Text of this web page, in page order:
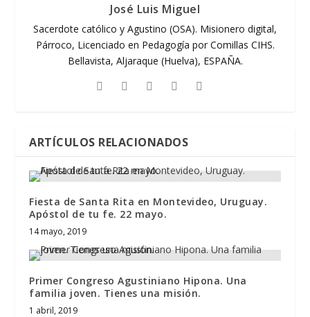
José Luis Miguel
Sacerdote católico y Agustino (OSA). Misionero digital,
Párroco, Licenciado en Pedagogía por Comillas CIHS.
Bellavista, Aljaraque (Huelva), ESPAÑA.
ARTÍCULOS RELACIONADOS
Fiesta de Santa Rita en Montevideo, Uruguay.
Apóstol de tu fe. 22 mayo.
14 mayo, 2019
Primer Congreso Agustiniano Hipona. Una
familia joven. Tienes una misión.
1 abril, 2019